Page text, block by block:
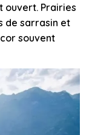
ouvert. Prairies
de sarrasin et
souvent